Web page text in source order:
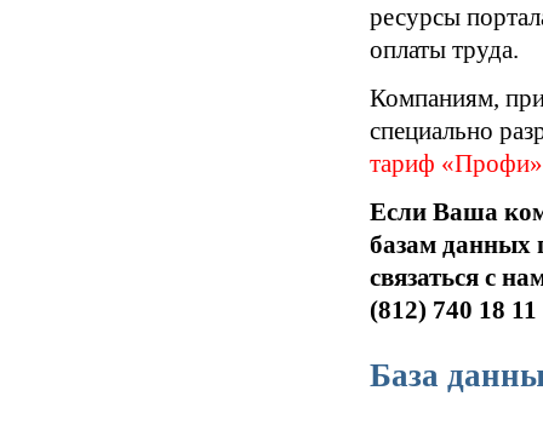
ресурсы
оплаты труда.
Компаниям,
специально
тариф «Профи»
Если Ваша
базам данных
связаться с
(812) 740 18 11
База